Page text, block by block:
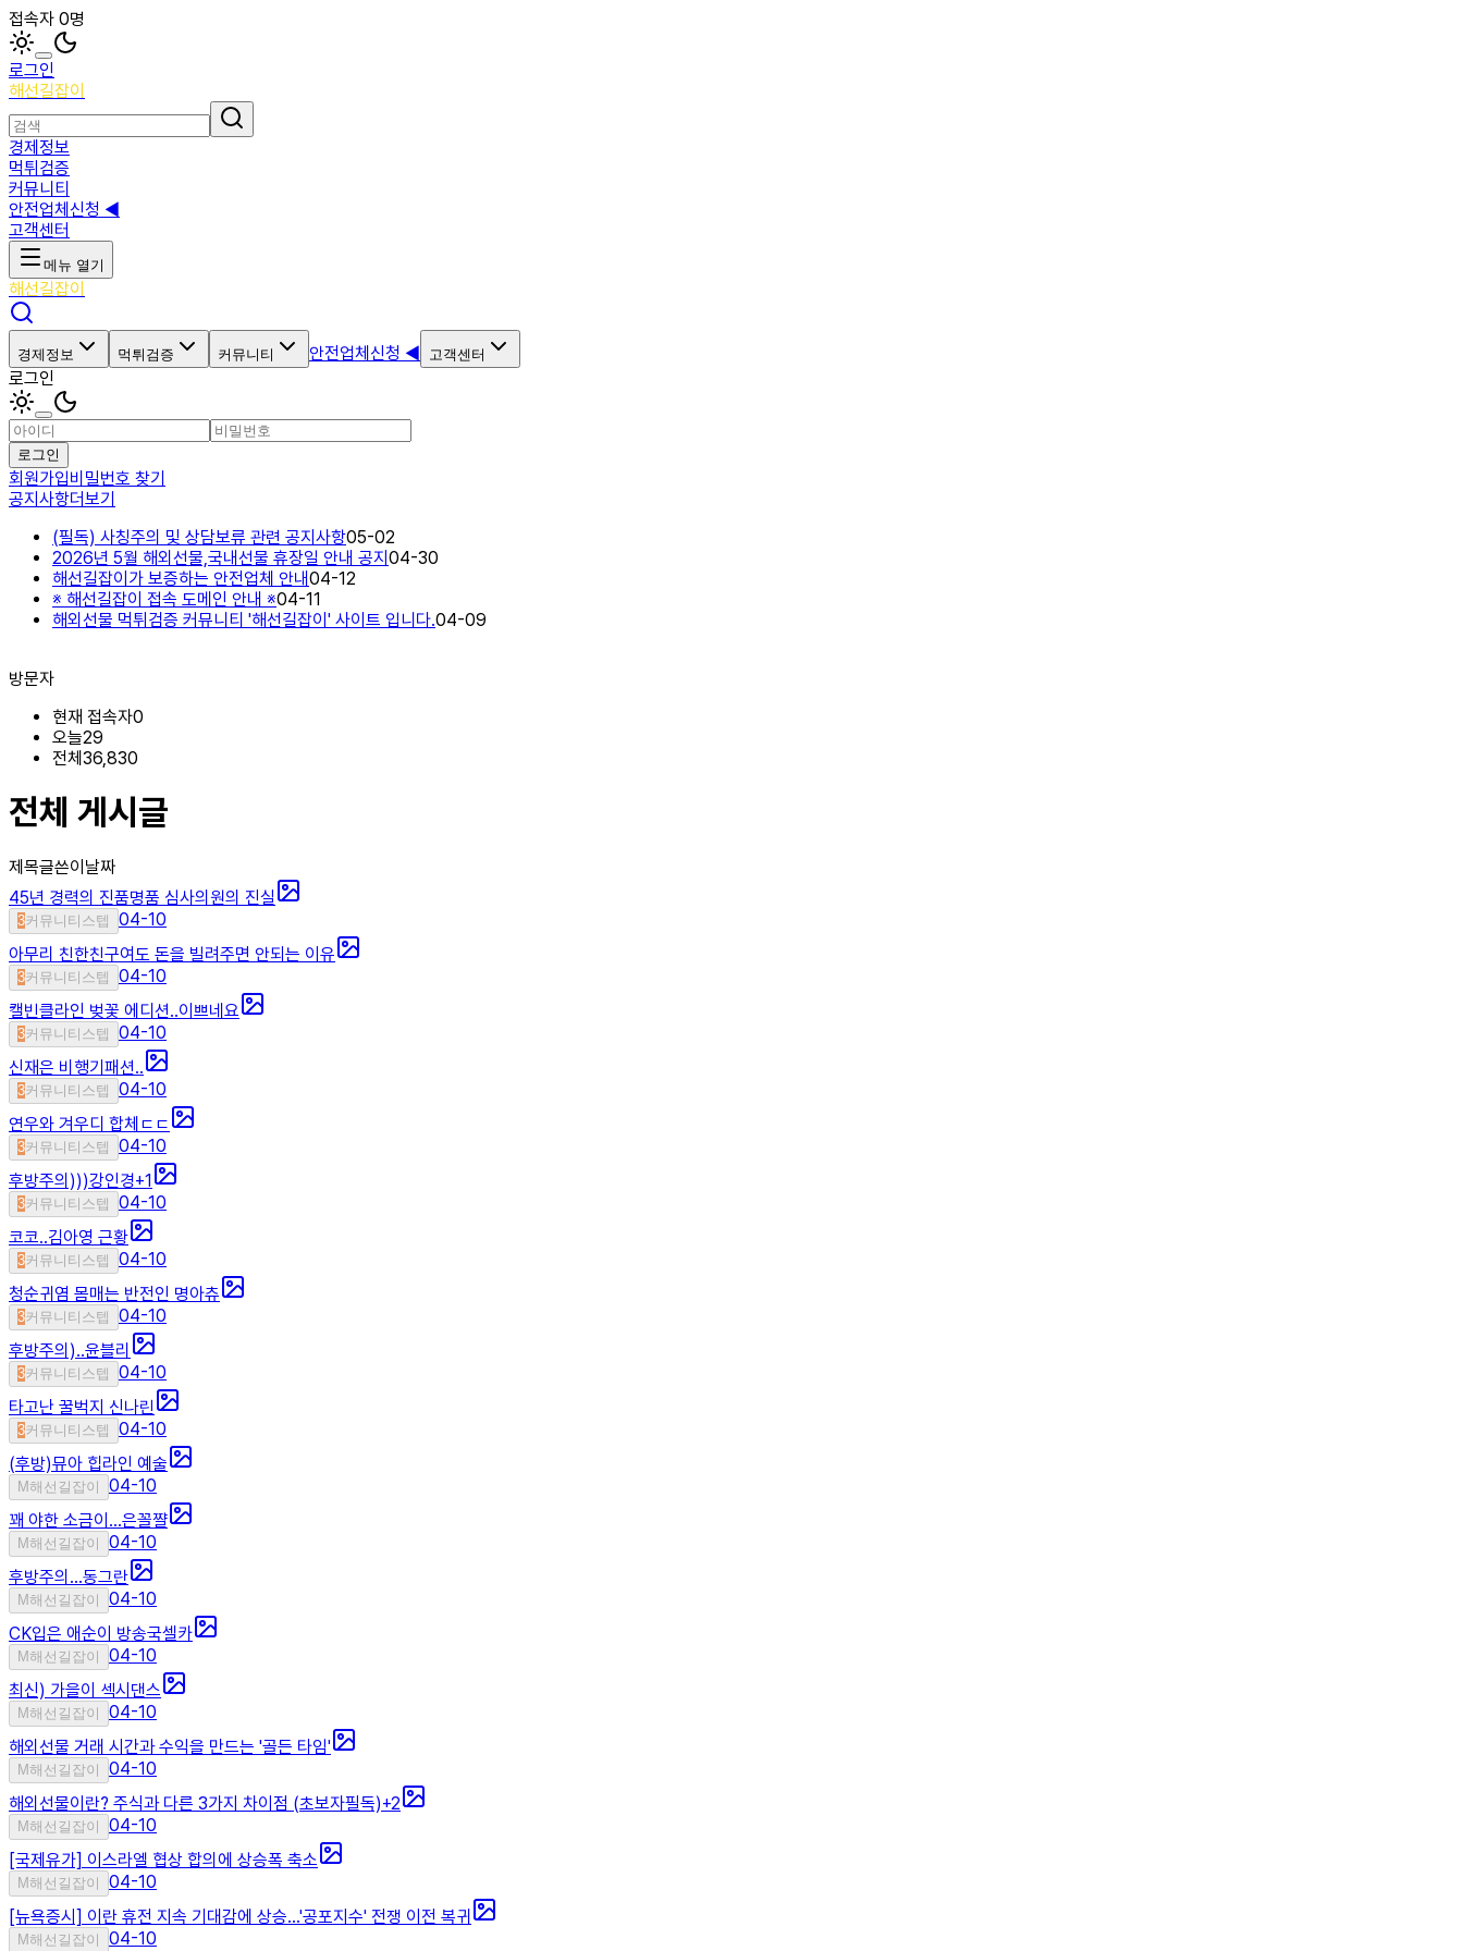
접속자 0명
로그인
해선길잡이
경제정보
먹튀검증
커뮤니티
안전업체신청 ◀
고객센터
메뉴 열기
해선길잡이
경제정보 먹튀검증 커뮤니티 안전업체신청 ◀ 고객센터
로그인
로그인
회원가입비밀번호 찾기
공지사항더보기
(필독) 사칭주의 및 상담보류 관련 공지사항05-02
2026년 5월 해외선물,국내선물 휴장일 안내 공지04-30
해선길잡이가 보증하는 안전업체 안내04-12
※ 해선길잡이 접속 도메인 안내 ※04-11
해외선물 먹튀검증 커뮤니티 '해선길잡이' 사이트 입니다.04-09
방문자
현재 접속자0
오늘29
전체36,830
전체 게시글
제목글쓴이 날짜
45년 경력의 진품명품 심사의원의 진실
3커뮤니티스텝
04-10
아무리 친한친구여도 돈을 빌려주면 안되는 이유
3커뮤니티스텝
04-10
캘빈클라인 벚꽃 에디션..이쁘네요
3커뮤니티스텝
04-10
신재은 비행기패션..
3커뮤니티스텝
04-10
연우와 겨우디 합체ㄷㄷ
3커뮤니티스텝
04-10
후방주의)))강인경+1
3커뮤니티스텝
04-10
코코..김아영 근황
3커뮤니티스텝
04-10
청순귀염 몸매는 반전인 명아츄
3커뮤니티스텝
04-10
후방주의)..윤블리
3커뮤니티스텝
04-10
타고난 꿀벅지 신나린
3커뮤니티스텝
04-10
(후방)뮤아 힙라인 예술
M해선길잡이
04-10
꽤 야한 소금이...은꼴쨜
M해선길잡이
04-10
후방주의...동그란
M해선길잡이
04-10
CK입은 애순이 방송국셀카
M해선길잡이
04-10
최신) 가을이 섹시댄스
M해선길잡이
04-10
해외선물 거래 시간과 수익을 만드는 '골든 타임'
M해선길잡이
04-10
해외선물이란? 주식과 다른 3가지 차이점 (초보자필독)+2
M해선길잡이
04-10
[국제유가] 이스라엘 협상 합의에 상승폭 축소
M해선길잡이
04-10
[뉴욕증시] 이란 휴전 지속 기대감에 상승…'공포지수' 전쟁 이전 복귀
M해선길잡이 04-10